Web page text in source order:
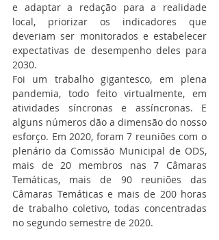
e adaptar a redação para a realidade
local, priorizar os indicadores que
deveriam ser monitorados e estabelecer
expectativas de desempenho deles para
2030.
Foi um trabalho gigantesco, em plena
pandemia, todo feito virtualmente, em
atividades síncronas e assíncronas. E
alguns números dão a dimensão do nosso
esforço. Em 2020, foram 7 reuniões com o
plenário da Comissão Municipal de ODS,
mais de 20 membros nas 7 Câmaras
Temáticas, mais de 90 reuniões das
Câmaras Temáticas e mais de 200 horas
de trabalho coletivo, todas concentradas
no segundo semestre de 2020.